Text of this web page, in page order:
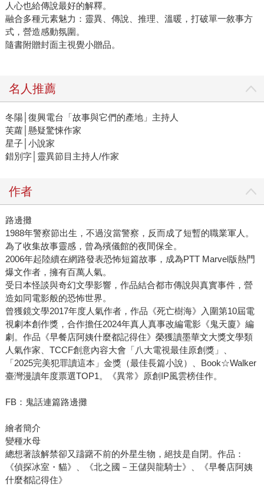
人心也給傳說最好的解釋。
融合多種元素魅力：靈異、傳說、推理、溫暖，打破單一敘事方
式，營造感動氛圍。
隨書附贈封面主視覺小贈品。
名人推薦
冬陽│復興電台「故事與它們的產地」主持人
芙蘿│懸疑驚悚作家
星子│小說家
錯別字│靈異節目主持人/作家
作者
路邊攤
1988年警察節出生，不過沒當警察，反而成了短暫的職業軍人。
為了收集故事靈感，曾為殯儀館的夜間保全。
2006年起陸續在網路發表恐怖短篇故事，成為PTT Marvel版熱門
爆文作者，擁有百萬人氣。
受日本怪談與奇幻文學影響，作品結合都市傳說與真實事件，營
造如同電影般的恐怖世界。
曾獲鏡文學2017年度人氣作者，作品《死亡樹海》入圍第10屆電
視劇本創作獎，合作擔任2024年真人真事改編電影《鬼天廈》編
劇。作品《早餐店阿姨什麼都記得住》榮獲讀墨華文大獎文學類
人氣作家、TCCF創意內容大會「八大電視最佳原創獎」、
「2025完美犯罪讀這本」金獎（最佳長篇小說）、Book☆Walker
臺灣漫讀年度票選TOP1。《異常》原創IP風雲榜佳作。
FB：鬼話連篇路邊攤
繪者簡介
變種水母
總想著該解禁卻又躊躇不前的外星生物，絕技是自閉。作品：
《偵探冰室・貓》、《北之國－王儲與龍騎士》、《早餐店阿姨
什麼都記得住》